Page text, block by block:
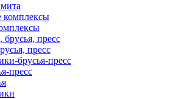
пресс
брусья-пресс
пресс